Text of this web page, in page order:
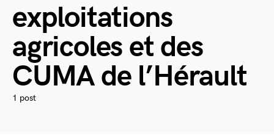
exploitations
agricoles et des
CUMA de l’Hérault
1 post